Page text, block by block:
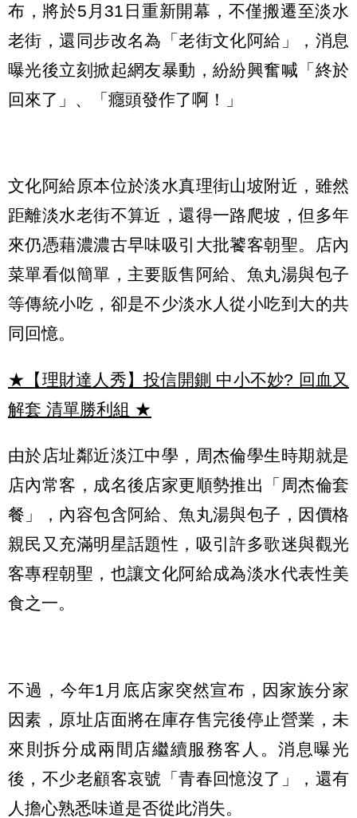
布，將於5月31日重新開幕，不僅搬遷至淡水
老街，還同步改名為「老街文化阿給」，消息
曝光後立刻掀起網友暴動，紛紛興奮喊「終於
回來了」、「癮頭發作了啊！」
文化阿給原本位於淡水真理街山坡附近，雖然
距離淡水老街不算近，還得一路爬坡，但多年
來仍憑藉濃濃古早味吸引大批饕客朝聖。店內
菜單看似簡單，主要販售阿給、魚丸湯與包子
等傳統小吃，卻是不少淡水人從小吃到大的共
同回憶。
★【理財達人秀】投信開鍘 中小不妙? 回血又
解套 清單勝利組 ★
由於店址鄰近淡江中學，周杰倫學生時期就是
店內常客，成名後店家更順勢推出「周杰倫套
餐」，內容包含阿給、魚丸湯與包子，因價格
親民又充滿明星話題性，吸引許多歌迷與觀光
客專程朝聖，也讓文化阿給成為淡水代表性美
食之一。
不過，今年1月底店家突然宣布，因家族分家
因素，原址店面將在庫存售完後停止營業，未
來則拆分成兩間店繼續服務客人。消息曝光
後，不少老顧客哀號「青春回憶沒了」，還有
人擔心熟悉味道是否從此消失。